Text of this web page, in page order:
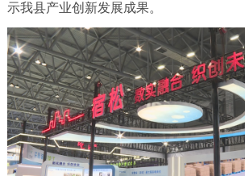
示我县产业创新发展成果。